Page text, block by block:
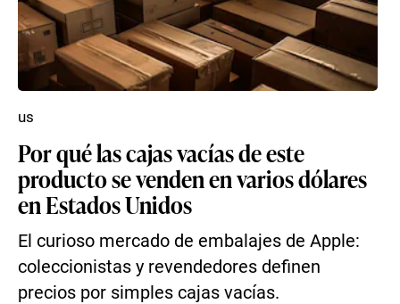
Por qué las cajas vacías de este
producto se venden en varios dólares
en Estados Unidos
El curioso mercado de embalajes de Apple:
coleccionistas y revendedores definen
precios por simples cajas vacías.
us